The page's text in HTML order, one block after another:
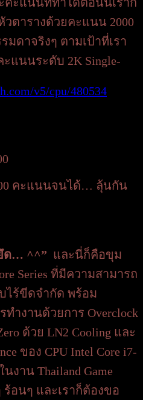
วตารางด้วยคะแนน 2000
มดาจริงๆ ตามเป้าที่เรา
แนนระดับ 2K Single-
v5/cpu/480534
คะแนนจนได้… ลุ้นกัน
ด… ^^” และนี่ก็คือขุม
Series ที่มีความสามารถ
ไร้ขีดจำกัด พร้อม
ำงานด้วยการ Overclock
ด้วย LN2 Cooling และ
ของ CPU Intel Core i7-
งาน Thailand Game
ร้อนๆ และเราก็ต้องขอ